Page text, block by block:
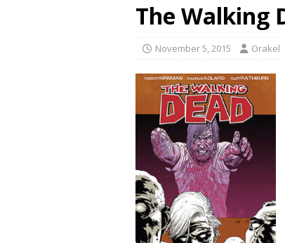
The Walking
November 5, 2015 Orakel